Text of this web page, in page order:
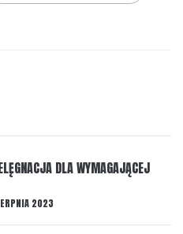
DLA WYMAGAJĄCEJ
2023